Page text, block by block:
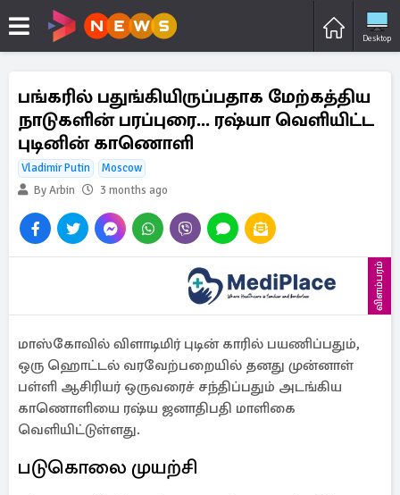
Desktop
பங்கரில் பதுங்கியிருப்பதாக மேற்கத்திய
நாடுகளின் பரப்புரை... ரஷ்யா வெளியிட்ட
புடினின் காணொளி
Vladimir Putin
Moscow
By Arbin
3 months ago
விளம்பரம்
மாஸ்கோவில் விளாடிமிர் புடின் காரில் பயணிப்பதும்,
ஒரு ஹொட்டல் வரவேற்பறையில் தனது முன்னாள்
பள்ளி ஆசிரியர் ஒருவரைச் சந்திப்பதும் அடங்கிய
காணொளியை ரஷ்ய ஜனாதிபதி மாளிகை
வெளியிட்டுள்ளது.
படுகொலை முயற்சி